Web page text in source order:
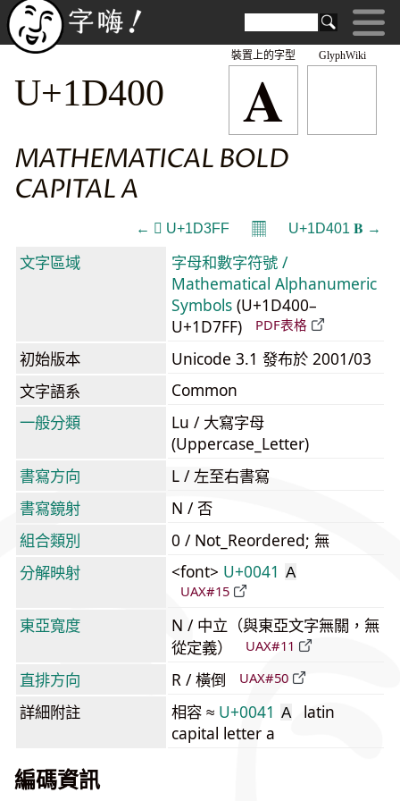
GlyphWiki
𝐀
裝置上的字型
U+1D400
MATHEMATICAL BOLD
CAPITAL A
← 𝏿 U+1D3FF 𝄜 U+1D401 𝐁 →
文字區域
字母和數字符號 /
Mathematical Alphanumeric
Symbols (U+1D400–
U+1D7FF)
PDF表格
初始版本
Unicode 3.1 發布於 2001/03
文字語系
Common
一般分類
Lu / 大寫字母
(Uppercase_Letter)
書寫方向
L / 左至右書寫
書寫鏡射
N / 否
組合類別
0 / Not_Reordered; 無
分解映射
<font> U+0041 A
UAX#15
東亞寬度
N / 中立（與東亞文字無關，無
從定義）
UAX#11
直排方向 R / 橫倒 UAX#50
詳細附註 相容 ≈ U+0041 A
latin
capital letter a
編碼資訊